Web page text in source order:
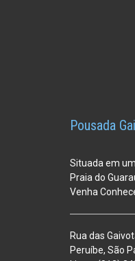
Pousada
Situada em
Praia do
Venha
Rua das
Peruíbe, São